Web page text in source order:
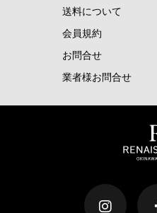
送料について
会員規約
お問合せ
業者様お問合せ